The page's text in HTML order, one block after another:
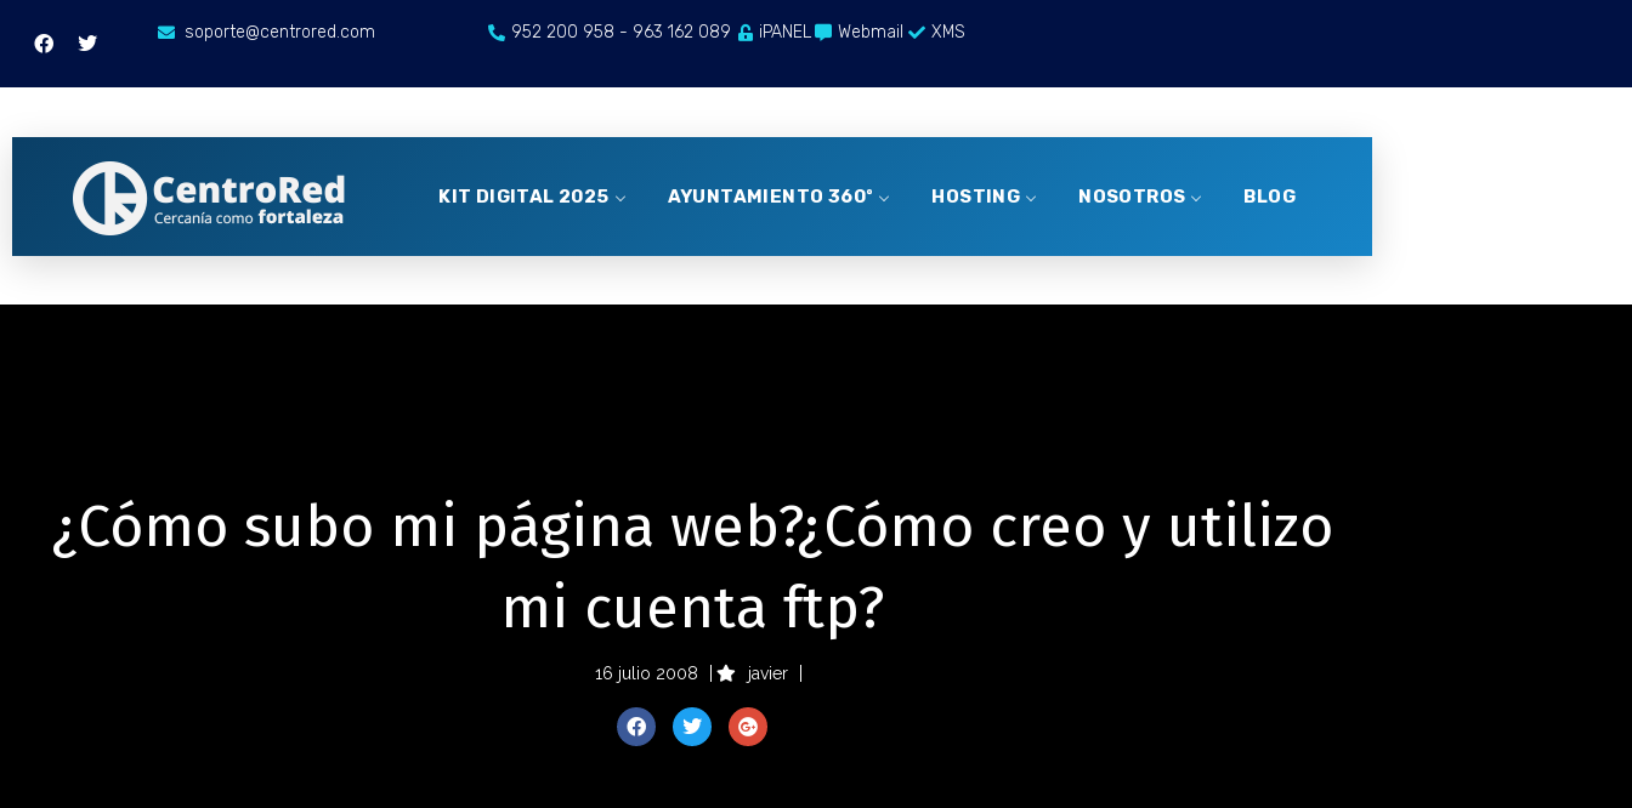
soporte@centrored.com 952 200 958 - 963 162 089 iPANEL Webmail XMS
KIT DIGITAL 2025 AYUNTAMIENTO 360º HOSTING NOSOTROS BLOG
¿Cómo subo mi página web?¿Cómo creo y utilizo
mi cuenta ftp?
16 julio 2008 javier